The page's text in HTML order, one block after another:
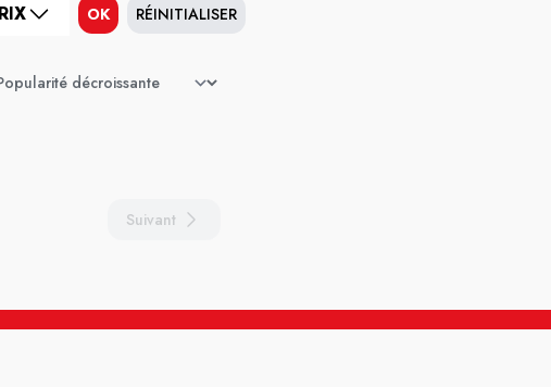
OK RÉINITIALISER
Suivant